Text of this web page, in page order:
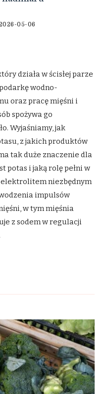
05-06
–
znaczenie
i
działa w ścisłej parze
wodno-
oraz pracę mięśni i
spożywa go
Wyjaśniamy, jak
z jakich produktów
tak duże znaczenie dla
potas i jaką rolę pełni w
elektrolitem niezbędnym
impulsów
w tym mięśnia
z sodem w regulacji